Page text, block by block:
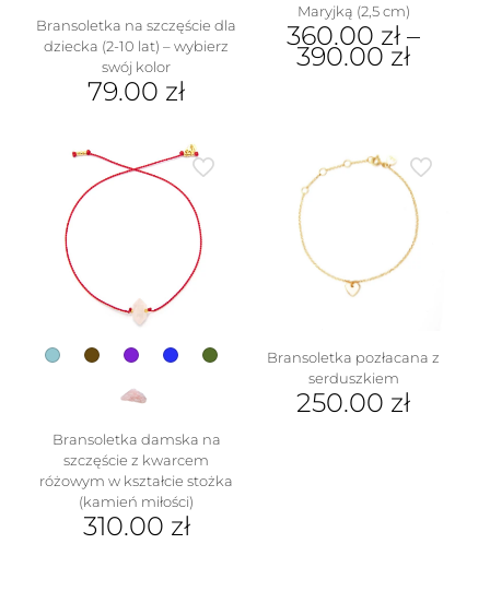
Bransoletka na szczęście dla
dziecka (2-10 lat) – wybierz
swój kolor
79.00 zł
ma
wiele
wariantów.
stronie
produktu
Maryjką (2,5 cm)
360.00 zł –
390.00 zł
wariantów.
stronie
produktu
Bransoletka damska na
szczęście z kwarcem
różowym w kształcie stożka
(kamień miłości)
310.00 zł
Bransoletka pozłacana z
serduszkiem
250.00 zł